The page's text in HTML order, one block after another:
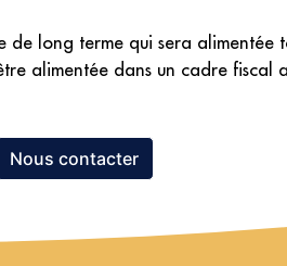
de long terme qui sera
alimentée dans un cadre fiscal
Nous contacter